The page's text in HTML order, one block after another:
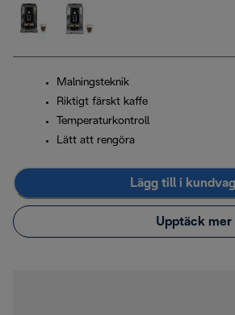
Malningsteknik
Riktigt färskt kaffe
Temperaturkontroll
Lätt att rengöra
Lägg till i
Upptäck mer